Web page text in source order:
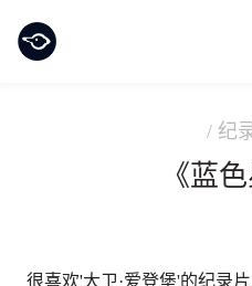
/ 纪
《蓝
很喜欢'大卫·爱登堡'的纪录